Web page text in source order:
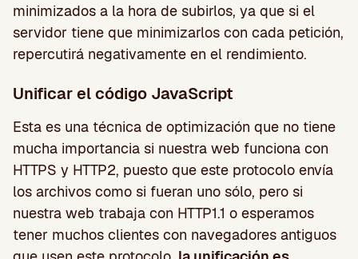
minimizados a la hora de subirlos, ya que si el
servidor tiene que minimizarlos con cada petición,
repercutirá negativamente en el rendimiento.
Unificar el código JavaScript
Esta es una técnica de optimización que no tiene
mucha importancia si nuestra web funciona con
HTTPS y HTTP2, puesto que este protocolo envía
los archivos como si fueran uno sólo, pero si
nuestra web trabaja con HTTP1.1 o esperamos
tener muchos clientes con navegadores antiguos